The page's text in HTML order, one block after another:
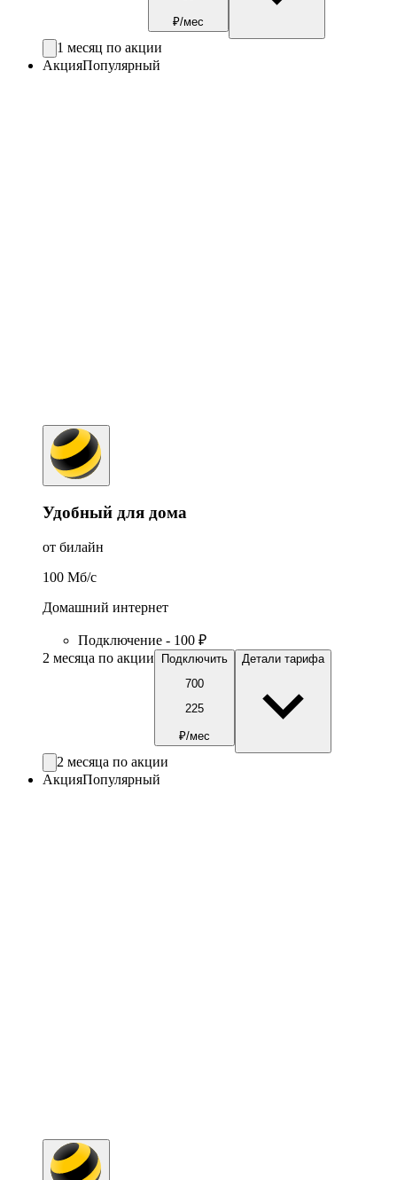
₽/мес
1 месяц по акции
АкцияПопулярный
Удобный для дома
от билайн
100 Мб/c
Домашний интернет
Подключение - 100 ₽
2 месяца по акции
Подключить
700
225
₽/мес
Детали тарифа
2 месяца по акции
АкцияПопулярный